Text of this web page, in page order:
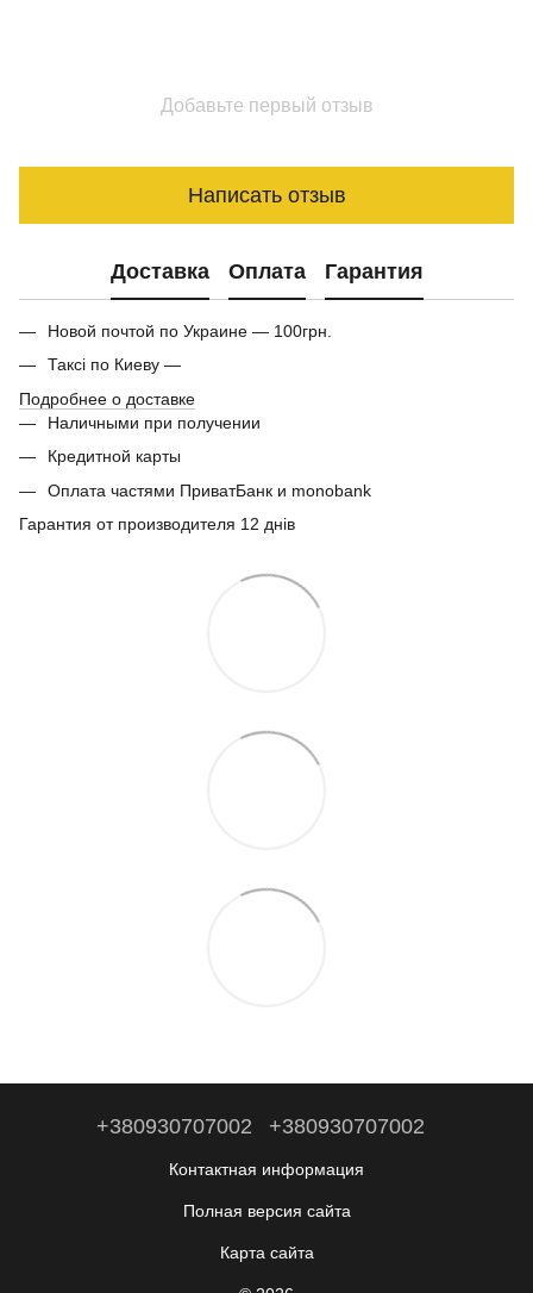
Добавьте первый отзыв
Написать отзыв
Доставка Оплата Гарантия
Новой почтой по Украине — 100грн.
Таксі по Киеву —
Подробнее о доставке
Наличными при получении
Кредитной карты
Оплата частями ПриватБанк и monobank
Гарантия от производителя 12 днів
+380930707002 +380930707002
Контактная информация
Полная версия сайта
Карта сайта